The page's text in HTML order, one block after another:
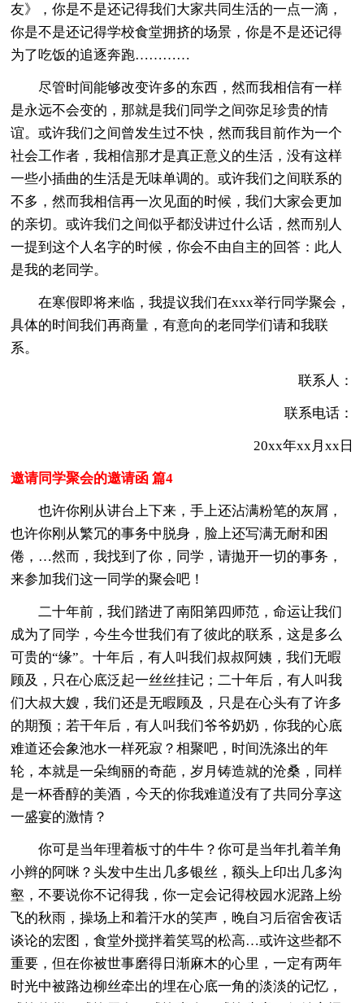
友》，你是不是还记得我们大家共同生活的一点一滴，
你是不是还记得学校食堂拥挤的场景，你是不是还记得
为了吃饭的追逐奔跑…………
尽管时间能够改变许多的东西，然而我相信有一样
是永远不会变的，那就是我们同学之间弥足珍贵的情
谊。或许我们之间曾发生过不快，然而我目前作为一个
社会工作者，我相信那才是真正意义的生活，没有这样
一些小插曲的生活是无味单调的。或许我们之间联系的
不多，然而我相信再一次见面的时候，我们大家会更加
的亲切。或许我们之间似乎都没讲过什么话，然而别人
一提到这个人名字的时候，你会不由自主的回答：此人
是我的老同学。
在寒假即将来临，我提议我们在xxx举行同学聚会，
具体的时间我们再商量，有意向的老同学们请和我联
系。
联系人：
联系电话：
20xx年xx月xx日
邀请同学聚会的邀请函 篇4
也许你刚从讲台上下来，手上还沾满粉笔的灰屑，
也许你刚从繁冗的事务中脱身，脸上还写满无耐和困
倦，…然而，我找到了你，同学，请拋开一切的事务，
来参加我们这一同学的聚会吧！
二十年前，我们踏进了南阳第四师范，命运让我们
成为了同学，今生今世我们有了彼此的联系，这是多么
可贵的“缘”。十年后，有人叫我们叔叔阿姨，我们无暇
顾及，只在心底泛起一丝丝挂记；二十年后，有人叫我
们大叔大嫂，我们还是无暇顾及，只是在心头有了许多
的期预；若干年后，有人叫我们爷爷奶奶，你我的心底
难道还会象池水一样死寂？相聚吧，时间洗涤出的年
轮，本就是一朵绚丽的奇葩，岁月铸造就的沧桑，同样
是一杯香醇的美酒，今天的你我难道没有了共同分享这
一盛宴的激情？
你可是当年理着板寸的牛牛？你可是当年扎着羊角
小辫的阿咪？头发中生出几多银丝，额头上印出几多沟
壑，不要说你不记得我，你一定会记得校园水泥路上纷
飞的秋雨，操场上和着汗水的笑声，晚自习后宿舍夜话
谈论的宏图，食堂外搅拌着笑骂的松高…或许这些都不
重要，但在你被世事磨得日渐麻木的心里，一定有两年
时光中被路边柳丝牵出的埋在心底一角的淡淡的记忆，